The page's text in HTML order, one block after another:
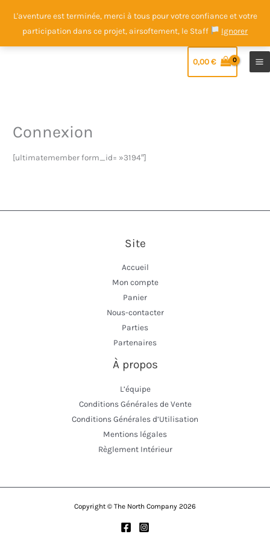
L'aventure est terminée, merci à tous pour votre confiance et votre
participation dans ce projet, airsoftement, le Staff
Ignorer
contenu
0,00€
Connexion
[ultimatemember form_id= »3194″]
Site
Accueil
Mon compte
Panier
Nous-contacter
Parties
Partenaires
À propos
L’équipe
Conditions Générales de Vente
Conditions Générales d’Utilisation
Mentions légales
Règlement Intérieur
Copyright © The North Company 2026